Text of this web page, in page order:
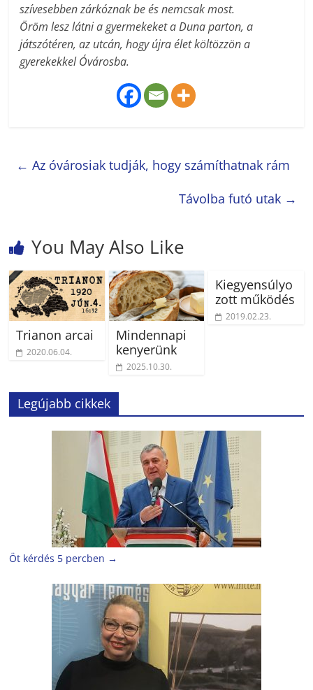
szívesebben zárkóznak be és nemcsak most.
Öröm lesz látni a gyermekeket a Duna parton, a
játszótéren, az utcán, hogy újra élet költözzön a
gyerekekkel Óvárosba.
← Az óvárosiak tudják, hogy számíthatnak rám
Távolba futó utak →
You May Also Like
Trianon arcai
2020.06.04.
Mindennapi
kenyerünk
2025.10.30.
Kiegyensúlyo
zott működés
2019.02.23.
Legújabb cikkek
Öt kérdés 5 percben →